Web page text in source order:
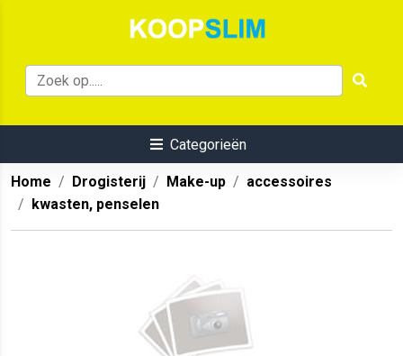
Categorieën
Home Drogisterij Make-up
accessoires
kwasten, penselen